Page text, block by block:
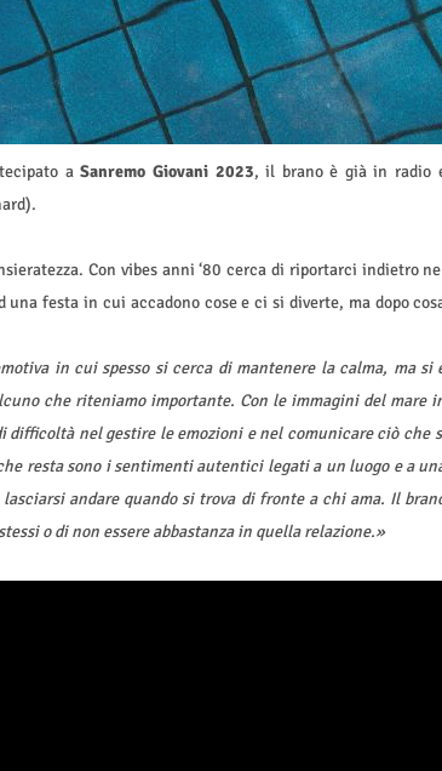
aSanremo Giovani 2023, il brano è già in radio
Con vibes anni ‘80 cerca di riportarci indietro
festa in cui accadono cose e ci si diverte, ma dopo
in cui spesso si cerca di mantenere la calma, ma si
che riteniamo importante. Con le immagini del mare
difficoltà nel gestire le emozioni e nel comunicare ciò che
resta sono i sentimenti autentici legati a un luogo e a
andare quando si trova di fronte a chi ama. Il
o di non essere abbastanza in quella relazione.»